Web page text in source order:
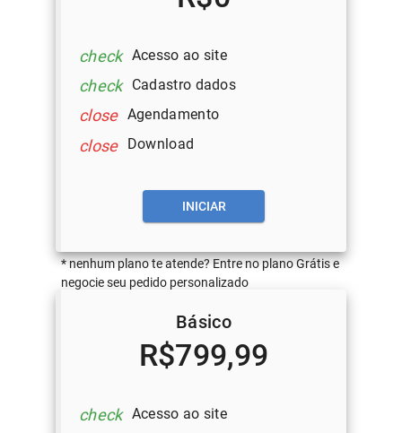
check Acesso ao site
check Cadastro dados
close Agendamento
close Download
INICIAR
* nenhum plano te atende? Entre no plano Grátis e
negocie seu pedido personalizado
Básico
R$799,99
check Acesso ao site